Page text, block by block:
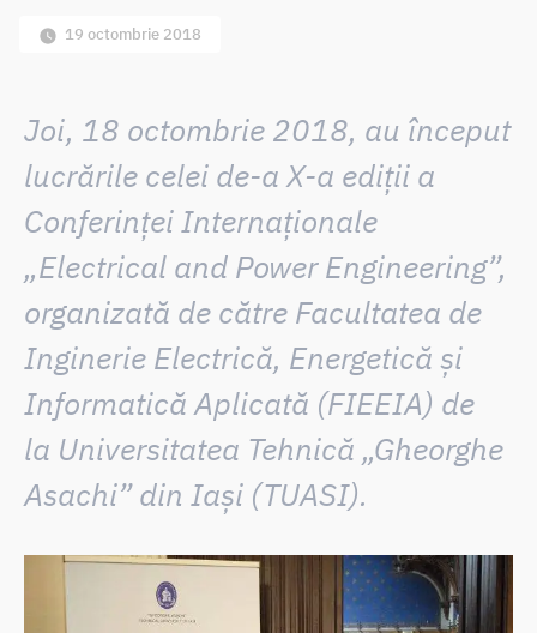
19 octombrie 2018
Joi, 18 octombrie 2018, au început
lucrările celei de-a X-a ediții a
Conferinței Internaționale
„Electrical and Power Engineering”,
organizată de către Facultatea de
Inginerie Electrică, Energetică și
Informatică Aplicată (FIEEIA) de
la Universitatea Tehnică „Gheorghe
Asachi” din Iași (TUASI).